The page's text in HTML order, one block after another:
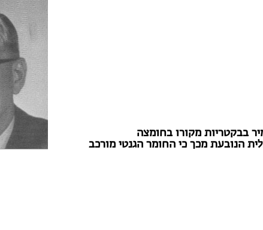
בבקטריות מקורו בחומצה
הנובעת מכך כי החומר הגנטי מורכב